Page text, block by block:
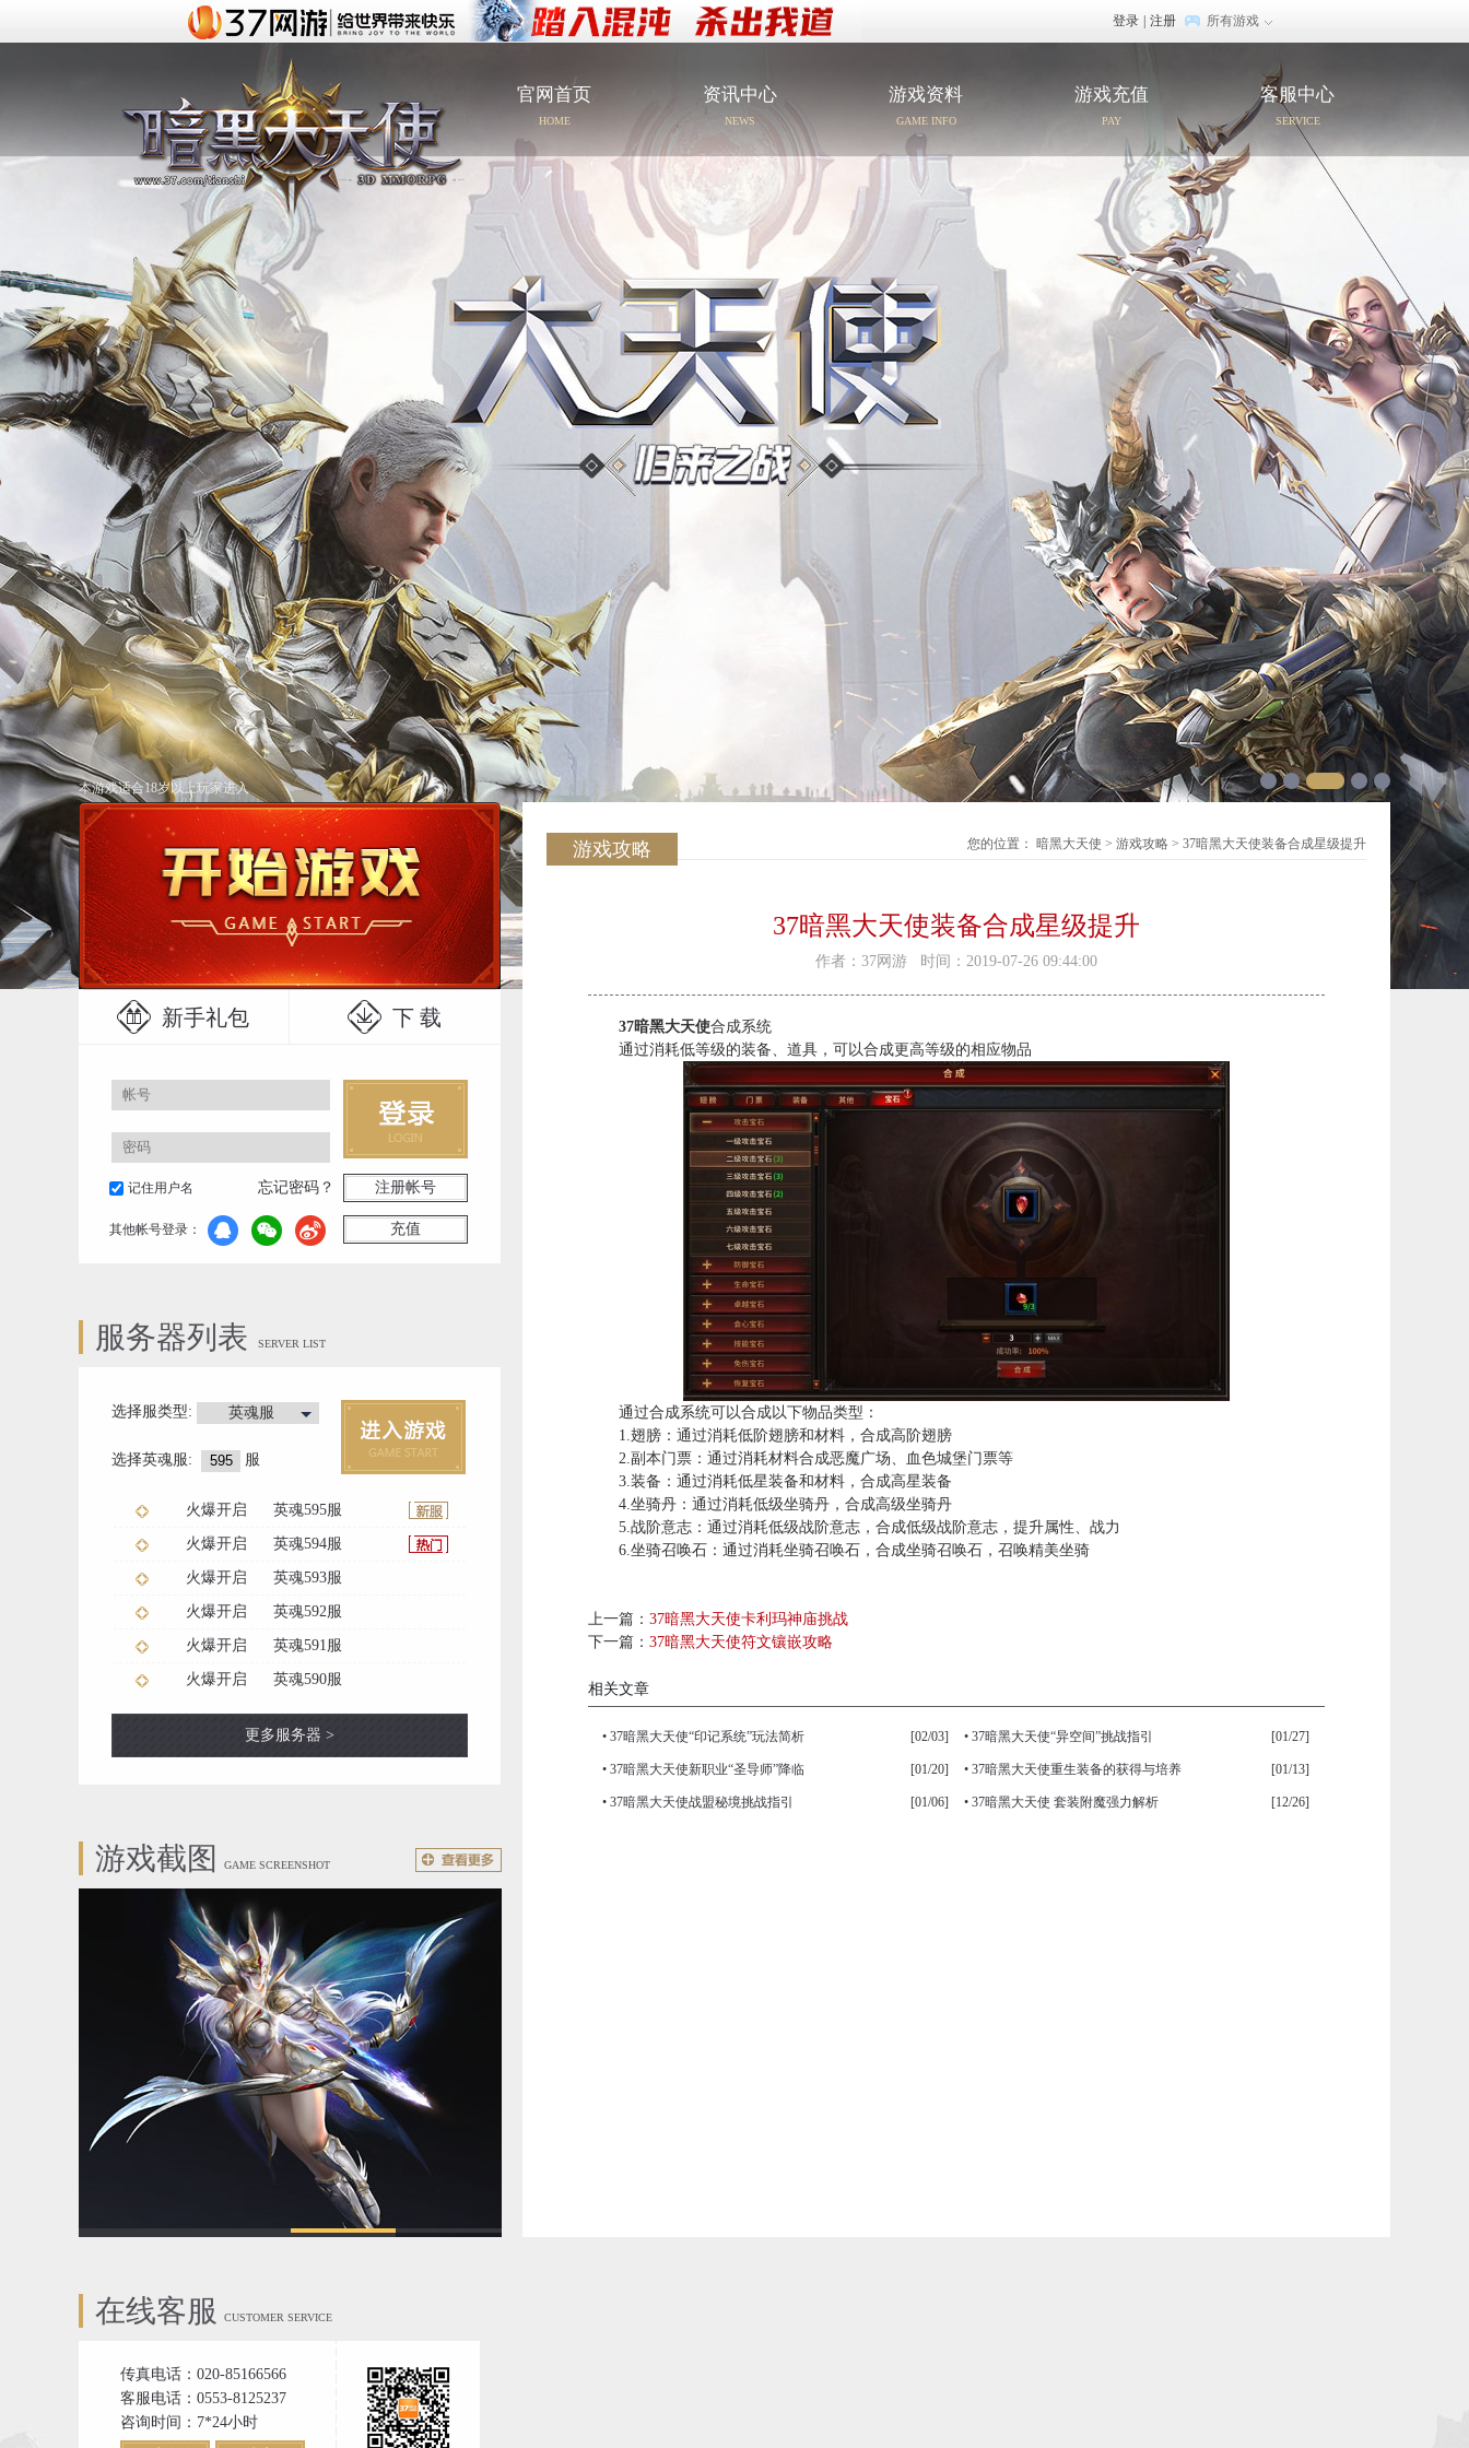
登录 注册 所有游戏
官网首页
HOME
资讯中心
NEWS
游戏资料
GAME INFO
游戏充值
PAY
客服中心
SERVICE
本游戏适合18岁以上玩家进入
新手礼包 下 载
记住用户名 忘记密码？ 注册帐号
充值
其他帐号登录：
服务器列表 SERVER LIST
选择服类型: 英魂服
选择英魂服: 服
火爆开启 英魂595服
火爆开启 英魂594服
火爆开启 英魂593服
火爆开启 英魂592服
火爆开启 英魂591服
火爆开启 英魂590服
更多服务器 >
游戏截图 GAME SCREENSHOT
在线客服 CUSTOMER SERVICE
传真电话：020-85166566
客服电话：0553-8125237
咨询时间：7*24小时
游戏攻略 您的位置： 暗黑大天使 > 游戏攻略 > 37暗黑大天使装备合成星级提升
37暗黑大天使装备合成星级提升
作者：37网游 时间：2019-07-26 09:44:00
37暗黑大天使合成系统
通过消耗低等级的装备、道具，可以合成更高等级的相应物品
通过合成系统可以合成以下物品类型：
1.翅膀：通过消耗低阶翅膀和材料，合成高阶翅膀
2.副本门票：通过消耗材料合成恶魔广场、血色城堡门票等
3.装备：通过消耗低星装备和材料，合成高星装备
4.坐骑丹：通过消耗低级坐骑丹，合成高级坐骑丹
5.战阶意志：通过消耗低级战阶意志，合成低级战阶意志，提升属性、战力
6.坐骑召唤石：通过消耗坐骑召唤石，合成坐骑召唤石，召唤精美坐骑
上一篇： 37暗黑大天使卡利玛神庙挑战
下一篇： 37暗黑大天使符文镶嵌攻略
相关文章
[02/03]
•37暗黑大天使“印记系统”玩法简析 [01/27]
• 37暗黑大天使“异空间”挑战指引
[01/20]
•37暗黑大天使新职业“圣导师”降临 [01/13]
• 37暗黑大天使重生装备的获得与培养
[01/06]
•37暗黑大天使战盟秘境挑战指引 [12/26]
• 37暗黑大天使 套装附魔强力解析